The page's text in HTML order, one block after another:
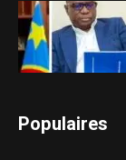
Populaires